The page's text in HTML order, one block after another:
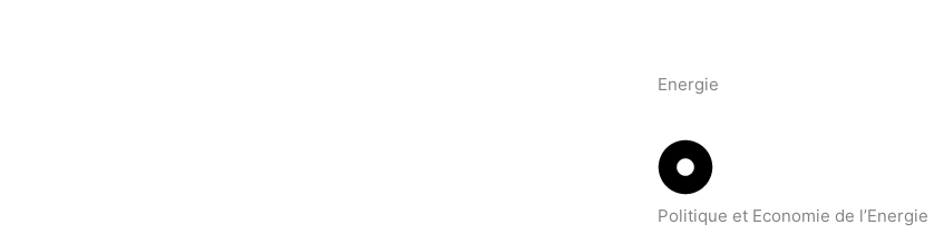
Energie
Politique et Economie de l’Energie